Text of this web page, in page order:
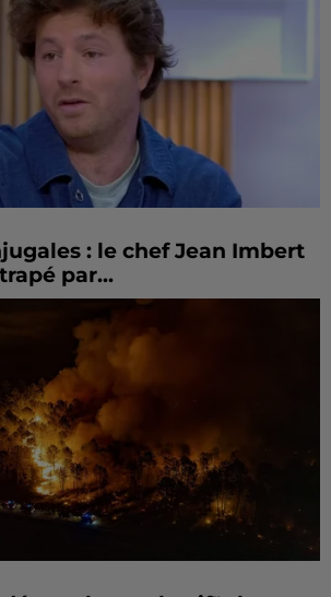
: le chef Jean Imbert
par...